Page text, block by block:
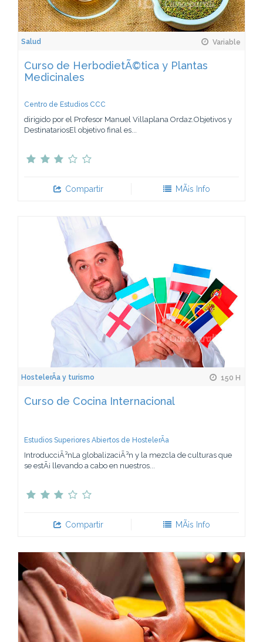
Salud Variable
Curso de HerbodietÃ©tica y Plantas
Medicinales
Centro de Estudios CCC
dirigido por el Profesor Manuel Villaplana Ordaz.Objetivos y
DestinatariosEl objetivo final es...
Compartir MÃ¡s Info
HostelerÃ­a y turismo 150 H
Curso de Cocina Internacional
Estudios Superiores Abiertos de HostelerÃ­a
IntroducciÃ³nLa globalizaciÃ³n y la mezcla de culturas que
se estÃ¡ llevando a cabo en nuestros...
Compartir MÃ¡s Info